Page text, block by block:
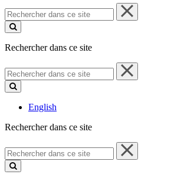
Rechercher
dans
ce
Rechercher dans ce site
Rechercher
dans
ce
English
Rechercher dans ce site
Rechercher
dans
ce